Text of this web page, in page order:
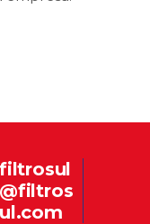
filtrosul
@filtros
ul.com